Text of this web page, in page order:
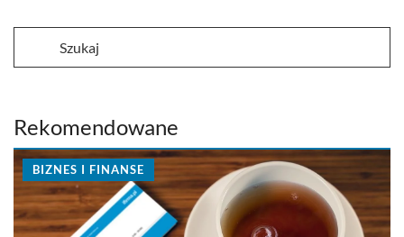
Rekomendowane
BIZNES I FINANSE